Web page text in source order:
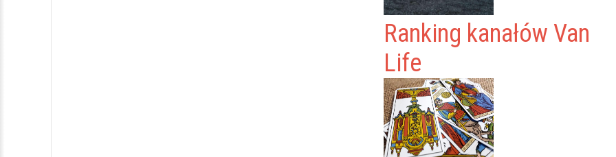
Ranking kanałów Van
Life